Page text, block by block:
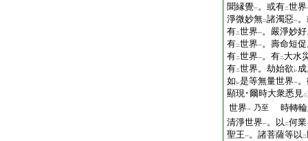
聞縁覺一。或有二世界
淨微妙無二諸濁惡一
有二世界一。嚴淨妙
有二世界一。壽命短
有二世界一。有二 大水
有二世界。劫始欲 レ
如 レ是等無量世界一
顯現･爾時大衆悉見二
世界一 乃至
時轉輪
清淨世界一。以 二何業
聖王一。諸菩薩等以 二